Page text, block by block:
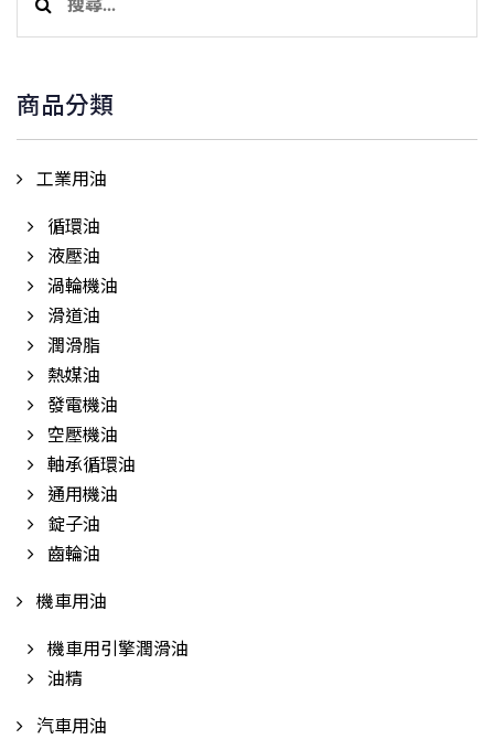
關
字:
商品分類
工業用油
循環油
液壓油
渦輪機油
滑道油
潤滑脂
熱媒油
發電機油
空壓機油
軸承循環油
通用機油
錠子油
齒輪油
機車用油
機車用引擎潤滑油
油精
汽車用油